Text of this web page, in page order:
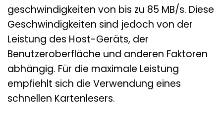
geschwindigkeiten von bis zu 85 MB/s. Diese
Geschwindigkeiten sind jedoch von der
Leistung des Host-Geräts, der
Benutzeroberfläche und anderen Faktoren
abhängig. Für die maximale Leistung
empfiehlt sich die Verwendung eines
schnellen Kartenlesers.